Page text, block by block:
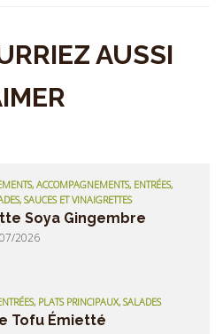
AUSSI
ACCOMPAGNEMENTS, ENTRÉES,
SAUCES ET VINAIGRETTES
Soya Gingembre
2026
PLATS PRINCIPAUX, SALADES
Tofu Émietté